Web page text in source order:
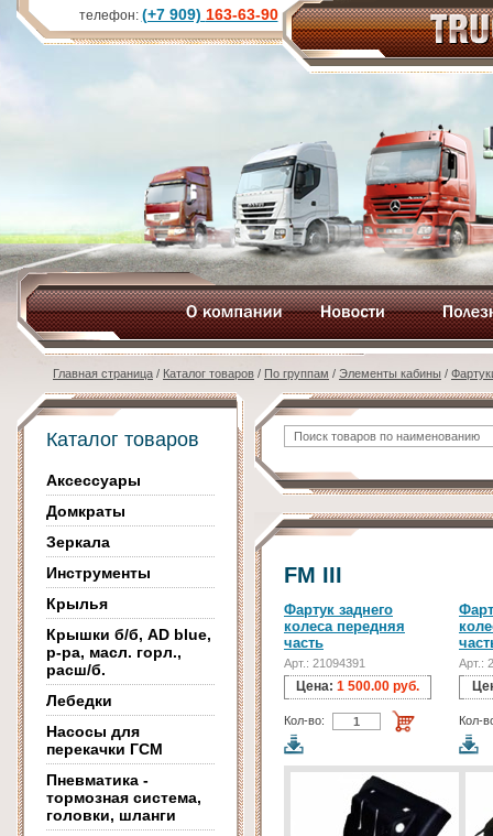
Главная страница / Каталог товаров / По группам / Элементы кабины /
Каталог товаров
Аксессуары
Домкраты
Зеркала
Инструменты
Крылья
Крышки б/б, AD blue,
р-ра, масл. горл.,
расш/б.
Лебедки
Насосы для
перекачки ГСМ
Пневматика -
тормозная система,
головки, шланги
FM III
Фартук заднего
колеса передняя
часть
Арт.: 21094391
Цена: 1 500.00 руб.
Кол-во:
Арт.:
Кол-
телефон: (+7 909) 163-63-90